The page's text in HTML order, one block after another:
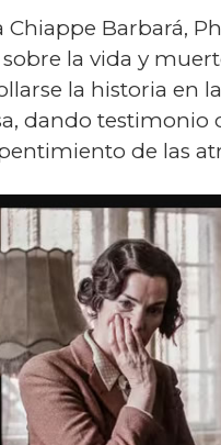
Chiappe Barbará,
la vida y
la historia en
dando testimonio
de las